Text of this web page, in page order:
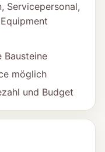
Servicepersonal,
Bausteine
möglich
und Budget